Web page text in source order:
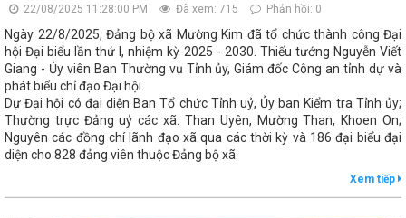
22/08/2025 11:28:00 PM Đã xem: 715 Phản hồi: 0
Ngày 22/8/2025, Đảng bộ xã Mường Kim đã tổ chức thành công Đại
hội Đại biểu lần thứ I, nhiệm kỳ 2025 - 2030. Thiếu tướng Nguyễn Viết
Giang - Ủy viên Ban Thường vụ Tỉnh ủy, Giám đốc Công an tỉnh dự và
phát biểu chỉ đạo Đại hội.
Dự Đại hội có đại diện Ban Tổ chức Tỉnh uỷ, Ủy ban Kiểm tra Tỉnh ủy;
Thường trực Đảng uỷ các xã: Than Uyên, Mường Than, Khoen On;
Nguyên các đồng chí lãnh đạo xã qua các thời kỳ và 186 đại biểu đại
diện cho 828 đảng viên thuộc Đảng bộ xã.
Xem tiếp